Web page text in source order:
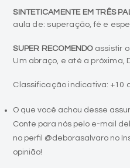
SINTETICAMENTE EM TRÊS
aula de: superação, fé e
SUPER RECOMENDOassistir o
Um abraço, e até a próxima,
Classificação indicativa: +10
O que você achou desse
Conte para nós pelo e-mail
no perfil @deborasalvaro no
opinião!